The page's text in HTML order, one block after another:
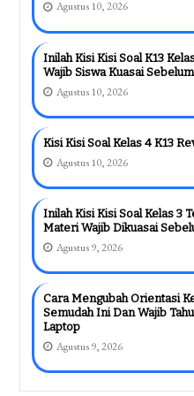
Agustus 10, 2026
Inilah Kisi Kisi Soal K13
Wajib Siswa Kuasai
Agustus 10, 2026
Kisi Kisi Soal Kelas 4 K13
Agustus 10, 2026
Inilah Kisi Kisi Soal Kelas 3
Materi Wajib Dikuasai
Agustus 9, 2026
Cara Mengubah Orientasi
Semudah Ini Dan Wajib
Laptop
Agustus 9, 2026